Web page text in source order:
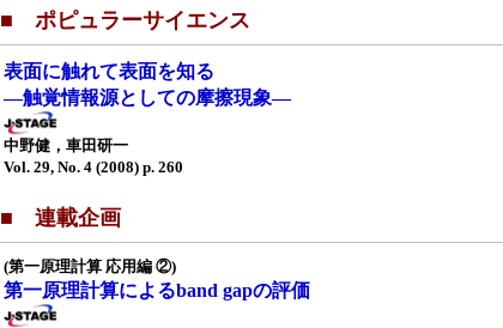
■ ポピュラーサイエンス
表面に触れて表面を知る
—触覚情報源としての摩擦現象—
中野健，車田研一
Vol. 29, No. 4 (2008) p. 260
■ 連載企画
(第一原理計算 応用編 ②)
第一原理計算によるband gapの評価